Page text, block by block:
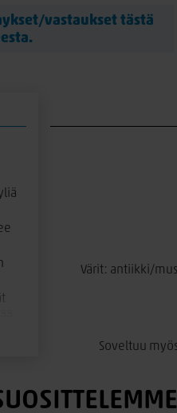
vastaukset tästä
Värit: antiikki/
Soveltuu